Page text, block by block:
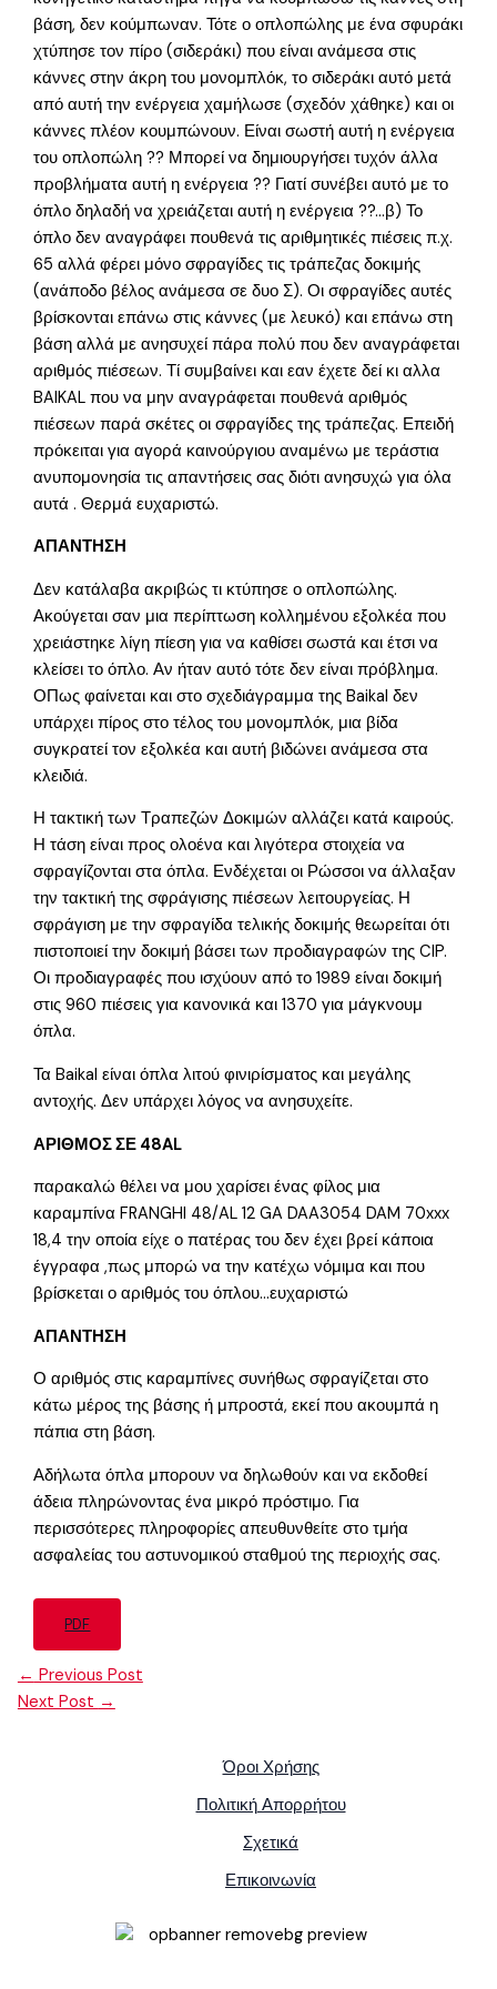
βάση, δεν κούμπωναν. Τότε ο οπλοπώλης με ένα σφυράκι
χτύπησε τον πίρο (σιδεράκι) που είναι ανάμεσα στις
κάννες στην άκρη του μονομπλόκ, το σιδεράκι αυτό μετά
από αυτή την ενέργεια χαμήλωσε (σχεδόν χάθηκε) και οι
κάννες πλέον κουμπώνουν. Είναι σωστή αυτή η ενέργεια
του οπλοπώλη ?? Μπορεί να δημιουργήσει τυχόν άλλα
προβλήματα αυτή η ενέργεια ?? Γιατί συνέβει αυτό με το
όπλο δηλαδή να χρειάζεται αυτή η ενέργεια ??…β) Το
όπλο δεν αναγράφει πουθενά τις αριθμητικές πιέσεις π.χ.
65 αλλά φέρει μόνο σφραγίδες τις τράπεζας δοκιμής
(ανάποδο βέλος ανάμεσα σε δυο Σ). Οι σφραγίδες αυτές
βρίσκονται επάνω στις κάννες (με λευκό) και επάνω στη
βάση αλλά με ανησυχεί πάρα πολύ που δεν αναγράφεται
αριθμός πιέσεων. Τί συμβαίνει και εαν έχετε δεί κι αλλα
BAIKAL που να μην αναγράφεται πουθενά αριθμός
πιέσεων παρά σκέτες οι σφραγίδες της τράπεζας. Επειδή
πρόκειται για αγορά καινούργιου αναμένω με τεράστια
ανυπομονησία τις απαντήσεις σας διότι ανησυχώ για όλα
αυτά . Θερμά ευχαριστώ.
ΑΠΑΝΤΗΣΗ
Δεν κατάλαβα ακριβώς τι κτύπησε ο οπλοπώλης.
Ακούγεται σαν μια περίπτωση κολλημένου εξολκέα που
χρειάστηκε λίγη πίεση για να καθίσει σωστά και έτσι να
κλείσει το όπλο. Αν ήταν αυτό τότε δεν είναι πρόβλημα.
ΟΠως φαίνεται και στο σχεδιάγραμμα της Baikal δεν
υπάρχει πίρος στο τέλος του μονομπλόκ, μια βίδα
συγκρατεί τον εξολκέα και αυτή βιδώνει ανάμεσα στα
κλειδιά.
Η τακτική των Τραπεζών Δοκιμών αλλάζει κατά καιρούς.
Η τάση είναι προς ολοένα και λιγότερα στοιχεία να
σφραγίζονται στα όπλα. Ενδέχεται οι Ρώσσοι να άλλαξαν
την τακτική της σφράγισης πιέσεων λειτουργείας. Η
σφράγιση με την σφραγίδα τελικής δοκιμής θεωρείται ότι
πιστοποιεί την δοκιμή βάσει των προδιαγραφών της CIP.
Οι προδιαγραφές που ισχύουν από το 1989 είναι δοκιμή
στις 960 πιέσεις για κανονικά και 1370 για μάγκνουμ
όπλα.
Τα Baikal είναι όπλα λιτού φινιρίσματος και μεγάλης
αντοχής. Δεν υπάρχει λόγος να ανησυχείτε.
ΑΡΙΘΜΟΣ ΣΕ 48AL
παρακαλώ θέλει να μου χαρίσει ένας φίλος μια
καραμπίνα FRANGHI 48/AL 12 GA DAA3054 DAM 70xxx
18,4 την οποία είχε ο πατέρας του δεν έχει βρεί κάποια
έγγραφα ,πως μπορώ να την κατέχω νόμιμα και που
βρίσκεται ο αριθμός του όπλου…ευχαριστώ
ΑΠΑΝΤΗΣΗ
Ο αριθμός στις καραμπίνες συνήθως σφραγίζεται στο
κάτω μέρος της βάσης ή μπροστά, εκεί που ακουμπά η
πάπια στη βάση.
Αδήλωτα όπλα μπορουν να δηλωθούν και να εκδοθεί
άδεια πληρώνοντας ένα μικρό πρόστιμο. Για
περισσότερες πληροφορίες απευθυνθείτε στο τμήα
ασφαλείας του αστυνομικού σταθμού της περιοχής σας.
PDF
← Previous Post
Next Post →
Όροι Χρήσης
Πολιτική Απορρήτου
Σχετικά
Επικοινωνία